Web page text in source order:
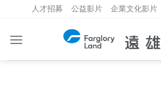
content
人才招募 公益影片 企業文化影片